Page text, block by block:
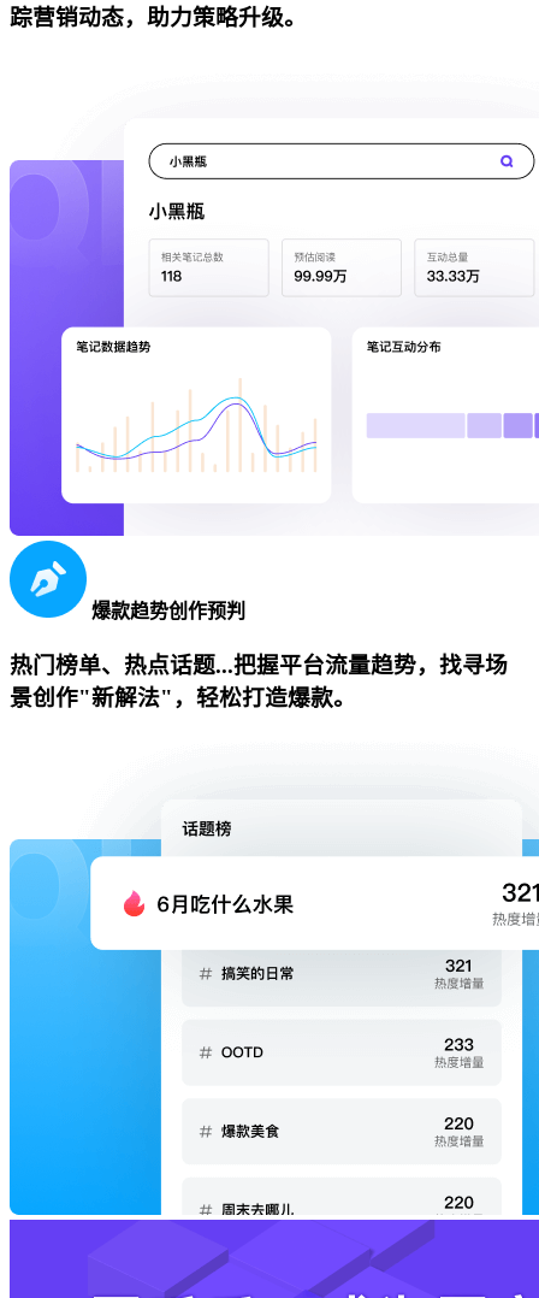
踪营销动态，助力策略升级。
爆款趋势创作预判
热门榜单、热点话题...把握平台流量趋势，找寻场
景创作"新解法"，轻松打造爆款。